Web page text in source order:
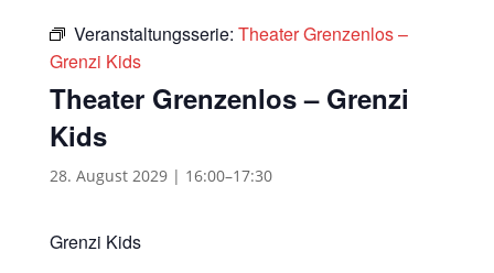
Veranstaltungsserie: Theater Grenzenlos –
Grenzi Kids
Theater Grenzenlos – Grenzi
Kids
28. August 2029 | 16:00–17:30
Grenzi Kids